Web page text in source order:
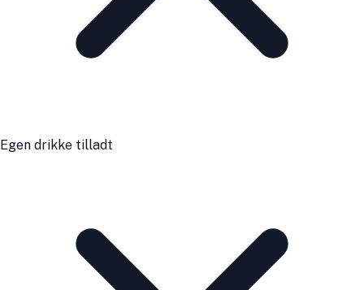
Egen drikke tilladt